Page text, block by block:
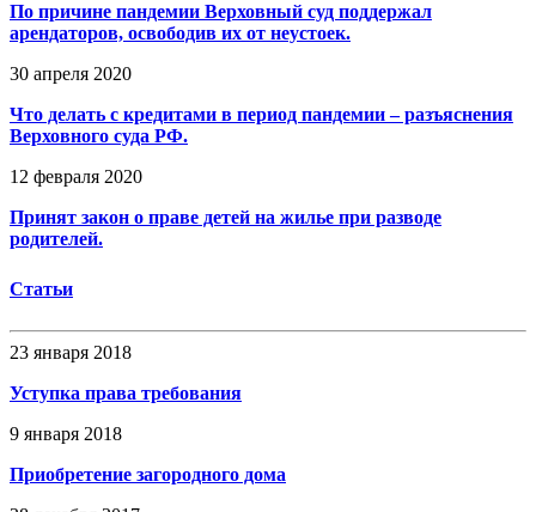
По причине пандемии Верховный суд поддержал
арендаторов, освободив их от неустоек.
30 апреля 2020
Что делать с кредитами в период пандемии – разъяснения
Верховного суда РФ.
12 февраля 2020
Принят закон о праве детей на жилье при разводе
родителей.
Статьи
23 января 2018
Уступка права требования
9 января 2018
Приобретение загородного дома